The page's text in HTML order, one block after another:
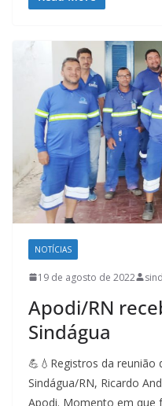
NOTÍCIAS
19 de agosto de 2022
Apodi/RN
Sindágua
💪💧Registros da
Sindágua/RN, Ricardo
Apodi. Momento em que